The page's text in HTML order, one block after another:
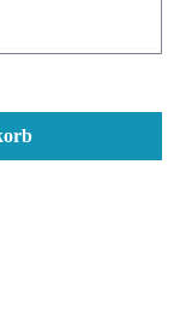
ein oder